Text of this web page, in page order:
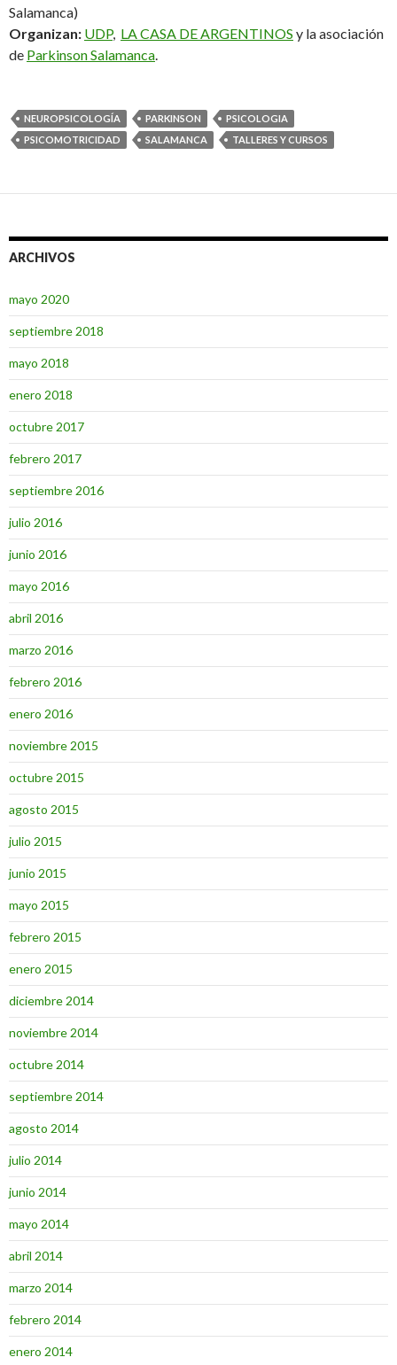
Salamanca)
Organizan: UDP, LA CASA DE ARGENTINOS y la asociación
de Parkinson Salamanca
NEUROPSICOLOGÍA PARKINSON
PSICOLOGIA
PSICOMOTRICIDAD
SALAMANCA TALLERES Y CURSOS
ARCHIVOS
mayo 2020
septiembre 2018
mayo 2018
enero 2018
octubre 2017
febrero 2017
septiembre 2016
julio 2016
junio 2016
mayo 2016
abril 2016
marzo 2016
febrero 2016
enero 2016
noviembre 2015
octubre 2015
agosto 2015
julio 2015
junio 2015
mayo 2015
febrero 2015
enero 2015
diciembre 2014
noviembre 2014
octubre 2014
septiembre 2014
agosto 2014
julio 2014
junio 2014
mayo 2014
abril 2014
marzo 2014
febrero 2014
enero 2014